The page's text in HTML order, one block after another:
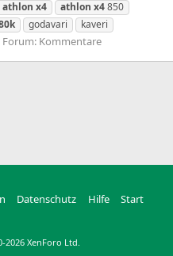
athlon x4 athlon x4850
godavari
kaveri
Forum: Kommentare
Datenschutz Hilfe Start
2026 XenForo Ltd.